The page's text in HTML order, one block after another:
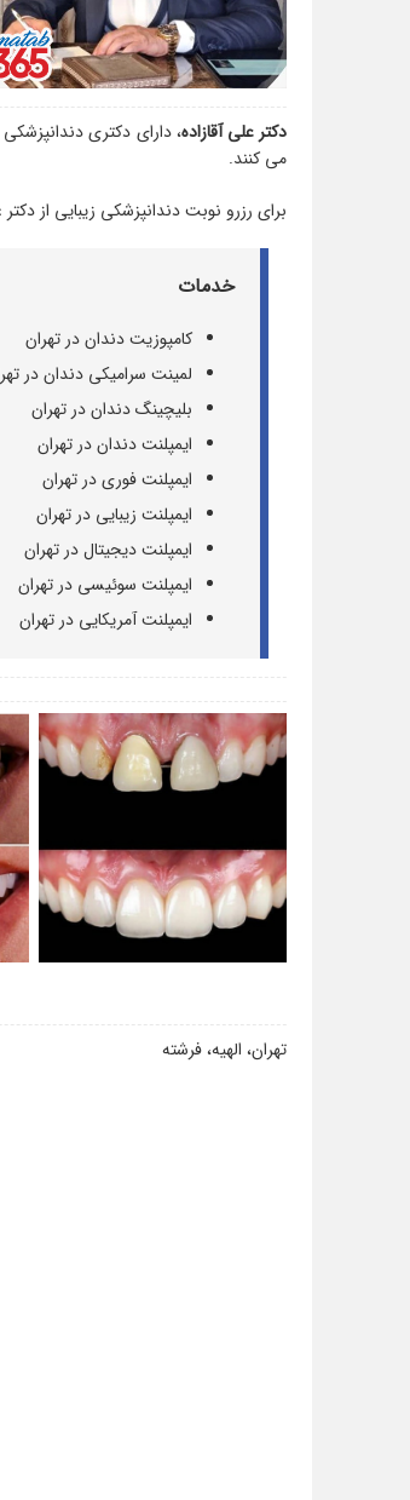
دکتر علی آقازاده، دارای دکتری
می کنند.
برای رزرو نوبت دندانپزشکی زیبایی از
خدمات
کامپوزیت دندان در تهران
لمینت سرامیکی دندان در
بلیچینگ دندان در تهران
ایمپلنت دندان در تهران
ایمپلنت فوری در تهران
ایمپلنت زیبایی در تهران
ایمپلنت دیجیتال در تهران
ایمپلنت سوئیسی در تهران
ایمپلنت آمریکایی در تهران
تهران، الهیه، فرشته